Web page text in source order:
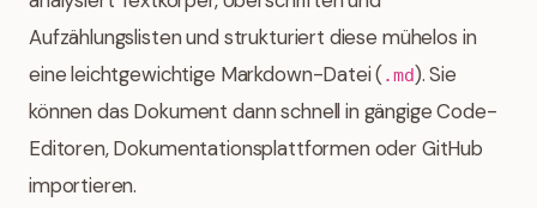
Aufzählungslisten und strukturiert diese mühelos in
eine leichtgewichtige Markdown-Datei (.md). Sie
können das Dokument dann schnell in gängige Code-
Editoren, Dokumentationsplattformen oder GitHub
importieren.